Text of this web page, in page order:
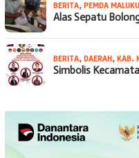
BERITA, PEMDA MALUKU
Alas Sepatu
BERITA, DAERAH, KAB.
Simbolis